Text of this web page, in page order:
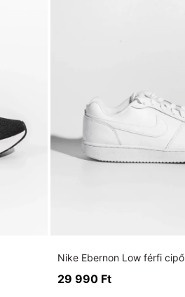
Nike Ebernon Low férfi cipő
29 990 Ft